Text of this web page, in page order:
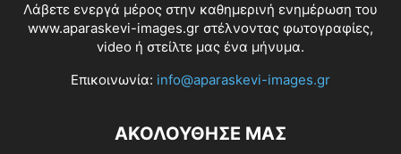
Λάβετε ενεργά μέρος στην καθημερινή ενημέρωση του
www.aparaskevi-images.gr στέλνοντας φωτογραφίες,
video ή στείλτε μας ένα μήνυμα.
Επικοινωνία: info@aparaskevi-images.gr
ΑΚΟΛΟΥΘΗΣΕ ΜΑΣ